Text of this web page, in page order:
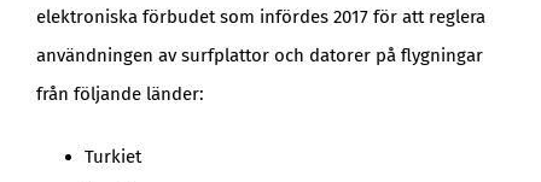
elektroniska förbudet som infördes 2017 för att reglera
användningen av surfplattor och datorer på flygningar
från följande länder:
Turkiet